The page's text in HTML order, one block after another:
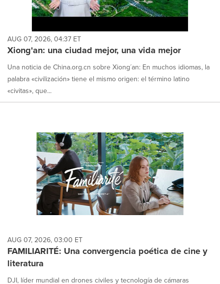
AUG 07, 2026, 04:37 ET
Xiong'an: una ciudad mejor, una vida mejor
Una noticia de China.org.cn sobre Xiong´an: En muchos idiomas, la
palabra «civilización» tiene el mismo origen: el término latino
«civitas», que...
AUG 07, 2026, 03:00 ET
FAMILIARITÉ: Una convergencia poética de cine y
literatura
DJI, líder mundial en drones civiles y tecnología de cámaras